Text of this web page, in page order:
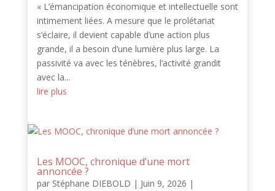
« L’émancipation économique et intellectuelle sont
intimement liées. A mesure que le prolétariat
s’éclaire, il devient capable d’une action plus
grande, il a besoin d’une lumière plus large. La
passivité va avec les ténèbres, l’activité grandit
avec la...
lire plus
Les MOOC, chronique d’une mort
annoncée ?
par Stéphane DIEBOLD | Juin 9, 2026 |